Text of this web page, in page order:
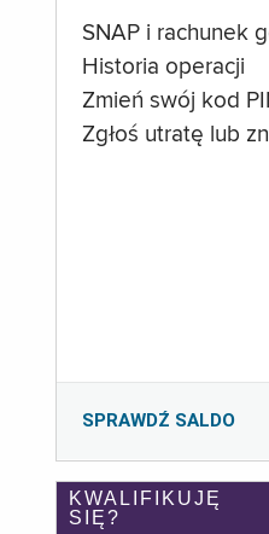
SNAP i rachunek
Historia operacji
Zmień swój kod
Zgłoś utratę lub
SPRAWDŹ SALDO
KWALIFIKUJĘ
SIĘ?